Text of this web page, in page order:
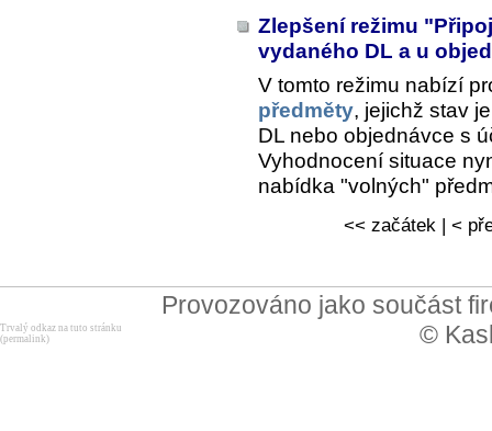
Zlepšení režimu
vydaného DL a u
V tomto režimu nabízí
předměty, jejichž stav
DL nebo objednávce s
Vyhodnocení situace
nabídka "volných"
<< začátek | <
Provozováno jako součást
©
Trvalý odkaz na tuto stránku
(permalink)